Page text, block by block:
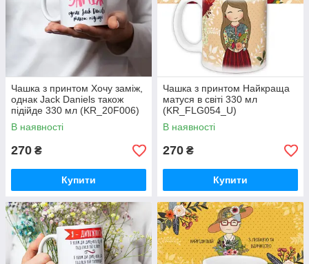
Чашка з принтом Хочу заміж,
однак Jack Daniels також
підійде 330 мл (KR_20F006)
В наявності
270 ₴
Купити
Чашка з принтом Найкраща
матуся в світі 330 мл
(KR_FLG054_U)
В наявності
270 ₴
Купити